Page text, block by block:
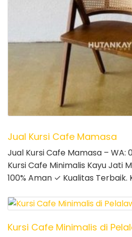
Jual Kursi Cafe Mamasa
Jual Kursi Cafe Mamasa – WA:
Kursi Cafe Minimalis Kayu Jati
100% Aman ✓ Kualitas Terbaik.
Kursi Cafe Minimalis di